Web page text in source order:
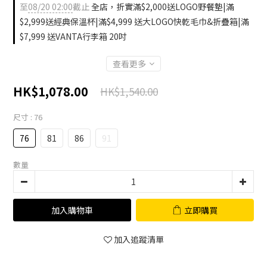
至08/20 02:00截止全店，折實滿$2,000送LOGO野餐墊|滿
$2,999送經典保溫杯|滿$4,999 送大LOGO快乾毛巾&折疊箱|滿
$7,999 送VANTA行李箱 20吋
查看更多
HK$1,078.00 HK$1,540.00
尺寸 : 76
76 81 86 91
數量
加入購物車 立即購買
加入追蹤清單